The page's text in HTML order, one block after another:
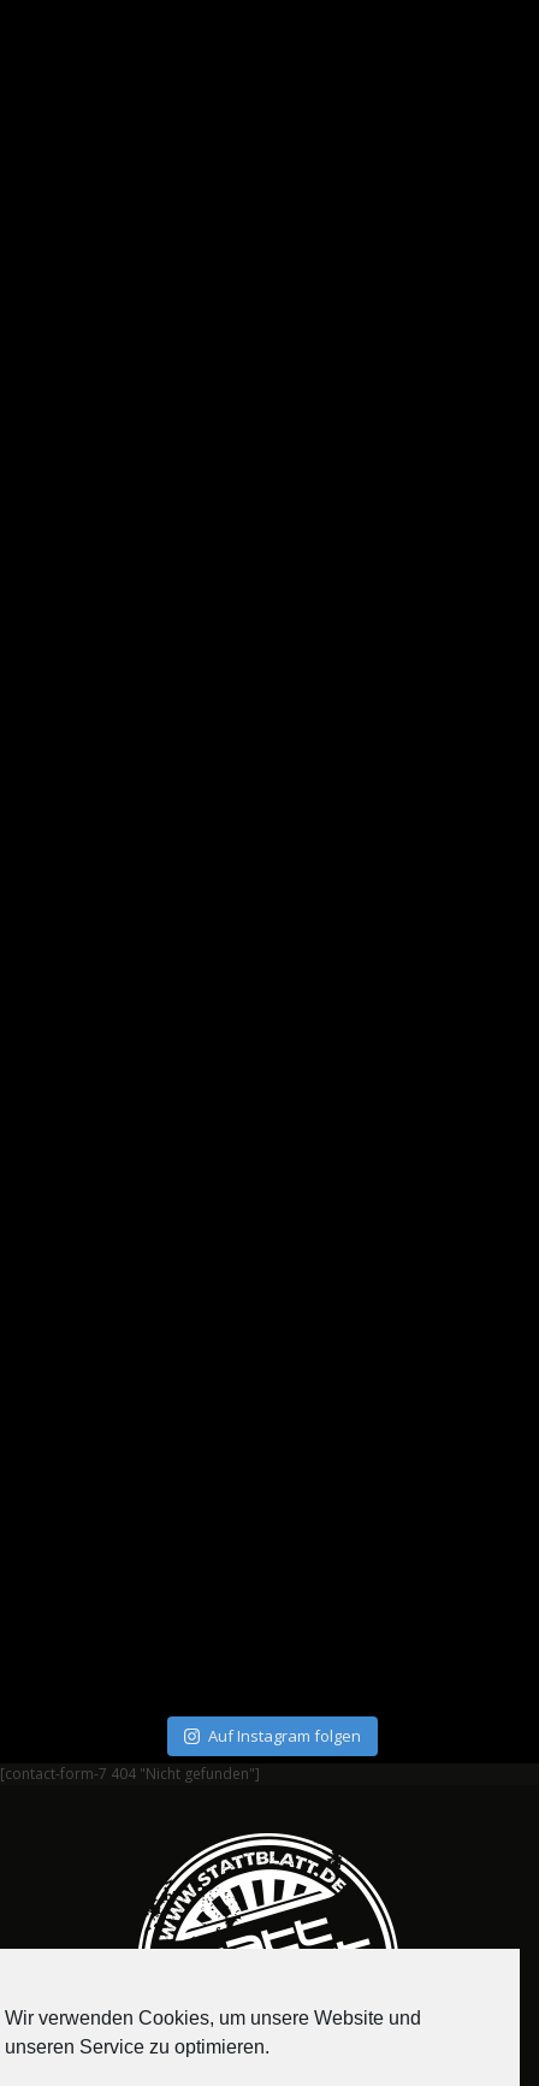
Auf Instagram folgen
[contact-form-7 404 "Nicht gefunden"]
Wir verwenden Cookies, um unsere Website und
unseren Service zu optimieren.